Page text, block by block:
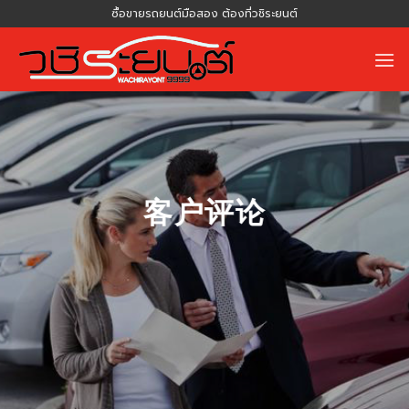
to
content
ซื้อขายรถยนต์มือสอง ต้องที่วชิระยนต์
客户评论